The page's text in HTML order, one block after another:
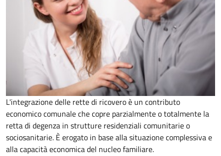
L'integrazione delle rette di ricovero è un contributo
economico comunale che copre parzialmente o totalmente la
retta di degenza in strutture residenziali comunitarie o
sociosanitarie. È erogato in base alla situazione complessiva e
alla capacità economica del nucleo familiare.